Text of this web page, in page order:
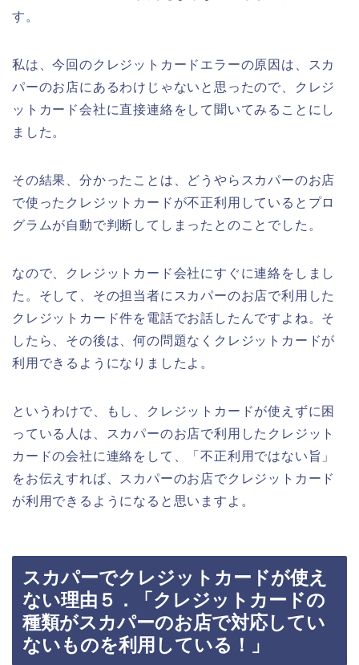
す。
私は、今回のクレジットカードエラーの原因は、スカ
パーのお店にあるわけじゃないと思ったので、クレジ
ットカード会社に直接連絡をして聞いてみることにし
ました。
その結果、分かったことは、どうやらスカパーのお店
で使ったクレジットカードが不正利用しているとプロ
グラムが自動で判断してしまったとのことでした。
なので、クレジットカード会社にすぐに連絡をしまし
た。そして、その担当者にスカパーのお店で利用した
クレジットカード件を電話でお話したんですよね。そ
したら、その後は、何の問題なくクレジットカードが
利用できるようになりましたよ。
というわけで、もし、クレジットカードが使えずに困
っている人は、スカパーのお店で利用したクレジット
カードの会社に連絡をして、「不正利用ではない旨」
をお伝えすれば、スカパーのお店でクレジットカード
が利用できるようになると思いますよ。
スカパーでクレジットカードが使え
ない理由５．「クレジットカードの
種類がスカパーのお店で対応してい
ないものを利用している！」